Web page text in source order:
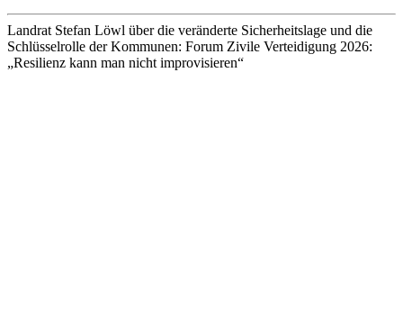
Landrat Stefan Löwl über die veränderte Sicherheitslage und die
Schlüsselrolle der Kommunen: Forum Zivile Verteidigung 2026:
„Resilienz kann man nicht improvisieren“